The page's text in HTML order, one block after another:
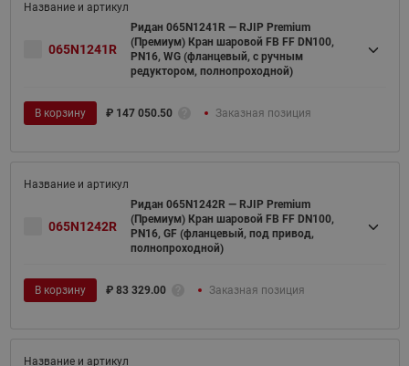
065N1241R
Ридан 065N1241R — RJIP Premium
(Премиум) Кран шаровой FB FF DN100,
PN16, WG (фланцевый, с ручным
редуктором, полнопроходной)
В корзину ₽ 147 050.50 Заказная позиция
065N1242R
Ридан 065N1242R — RJIP Premium
(Премиум) Кран шаровой FB FF DN100,
PN16, GF (фланцевый, под привод,
полнопроходной)
В корзину ₽ 83 329.00 Заказная позиция